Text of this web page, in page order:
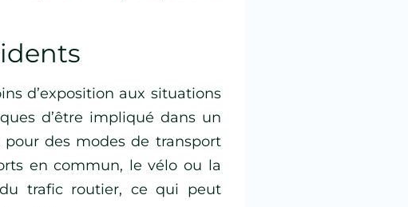
d’exposition aux situations
d’être impliqué dans un
des modes de transport
en commun, le vélo ou la
trafic routier, ce qui peut